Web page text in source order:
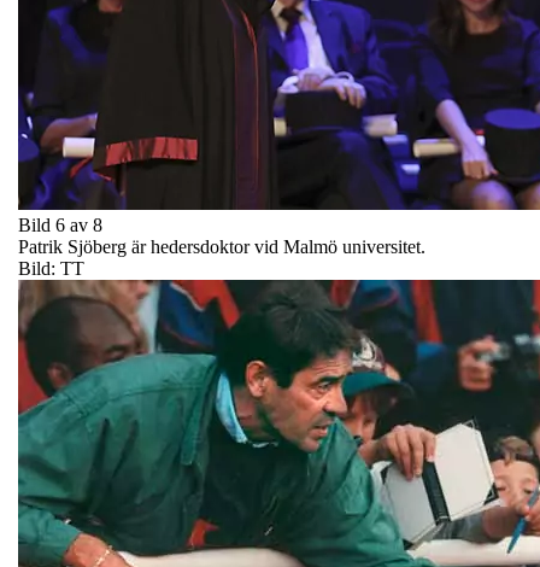
Bild 6 av 8
Patrik Sjöberg är hedersdoktor vid Malmö universitet.
Bild: TT